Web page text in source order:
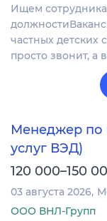
Ищем
частных детских
просто звонит, а
Менеджер по
услуг ВЭД)
120 000–150
03 августа 2026
ООО ВНЛ-Групп